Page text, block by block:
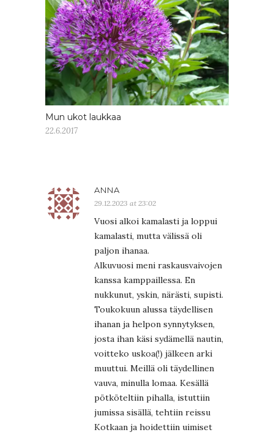
Mun ukot laukkaa
22.6.2017
ANNA
29.12.2023 at 23:02
Vuosi alkoi kamalasti ja loppui
kamalasti, mutta välissä oli
paljon ihanaa.
Alkuvuosi meni raskausvaivojen
kanssa kamppaillessa. En
nukkunut, yskin, närästi, supisti.
Toukokuun alussa täydellisen
ihanan ja helpon synnytyksen,
josta ihan käsi sydämellä nautin,
voitteko uskoa(!) jälkeen arki
muuttui. Meillä oli täydellinen
vauva, minulla lomaa. Kesällä
pötköteltiin pihalla, istuttiin
jumissa sisällä, tehtiin reissu
Kotkaan ja hoidettiin uimiset